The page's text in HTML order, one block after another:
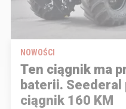
NOWOŚCI
Ten ciągnik ma
baterii. Seederal
ciągnik 160 KM